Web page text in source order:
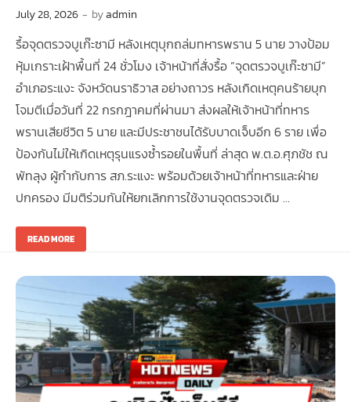
July 28, 2026 - byadmin
รื้อจุดตรวจบูเก๊ะซามี หลังเหตุบุกถล่มทหารพราน 5 นาย วางป้อม
หุ้มเกราะเฝ้าพื้นที่ 24 ชั่วโมง เจ้าหน้าที่สั่งรื้อ “จุดตรวจบูเก๊ะซามี”
อำเภอระแงะ จังหวัดนราธิวาส อย่างถาวร หลังเกิดเหตุคนร้ายบุก
โจมตีเมื่อวันที่ 22 กรกฎาคมที่ผ่านมา ส่งผลให้เจ้าหน้าที่ทหาร
พรานเสียชีวิต 5 นาย และมีประชาชนได้รับบาดเจ็บอีก 6 ราย เพื่อ
ป้องกันไม่ให้เกิดเหตุรุนแรงซ้ำรอยในพื้นที่ ล่าสุด พ.ต.อ.ศุภชัช ณ
พัทลุง ผู้กำกับการ สภ.ระแงะ พร้อมด้วยเจ้าหน้าที่ทหารและฝ่าย
ปกครอง มีมติร่วมกันให้ยกเลิกการใช้งานจุดตรวจเดิม …
READ MORE